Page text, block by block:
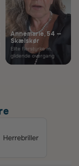
Annemarie, 54 —
Skælskør
Elite flerstyrke m.
glidende overgang
Herrebriller